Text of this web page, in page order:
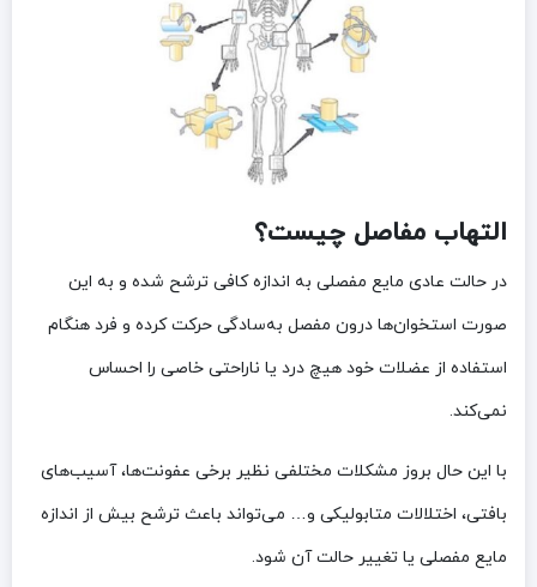
التهاب مفاصل چیست؟
در حالت عادی مایع مفصلی به ‌اندازه کافی ترشح ‌شده و به این
صورت استخوان‌ها درون مفصل به‌سادگی حرکت کرده و فرد هنگام
استفاده از عضلات خود هیچ درد یا ناراحتی خاصی را احساس
نمی‌کند.
با این حال بروز مشکلات مختلفی نظیر برخی عفونت‌ها، آسیب‌های
بافتی، اختلالات متابولیکی و… می‌تواند باعث ترشح بیش ‌از اندازه
مایع مفصلی یا تغییر حالت آن شود.